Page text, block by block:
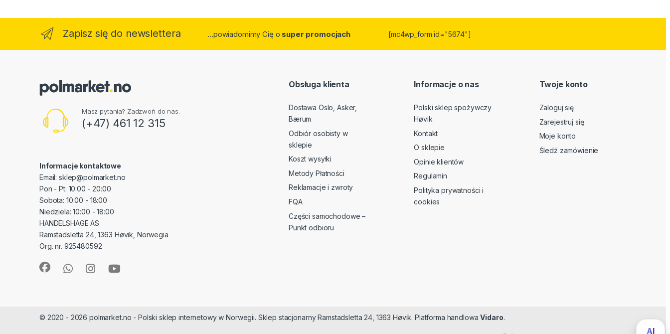
Zapisz się do newslettera ...powiadomimy Cię o super promocjach [mc4wp_form id="5674"]
Masz pytania? Zadzwoń do nas.
(+47) 461 12 315
Informacje kontaktowe
Email: sklep@polmarket.no
Pon - Pt: 10:00 - 20:00
Sobota: 10:00 - 18:00
Niedziela: 10:00 - 18:00
HANDELSHAGE AS
Ramstadsletta 24, 1363 Høvik, Norwegia
Org. nr. 925480592
Obsługa klienta
Dostawa Oslo, Asker,
Bærum
Odbiór osobisty w
sklepie
Koszt wysyłki
Metody Płatności
Reklamacje i zwroty
FQA
Części samochodowe –
Punkt odbioru
Informacje o nas
Polski sklep spożywczy
Høvik
Kontakt
O sklepie
Opinie klientów
Regulamin
Polityka prywatności i
cookies
Twoje konto
Zaloguj się
Zarejestruj się
Moje konto
Śledź zamówienie
© 2020 - 2026 polmarket.no - Polski sklep internetowy w Norwegii. Sklep stacjonarny Ramstadsletta 24, 1363 Høvik. Platforma handlowaVidaro.
AI